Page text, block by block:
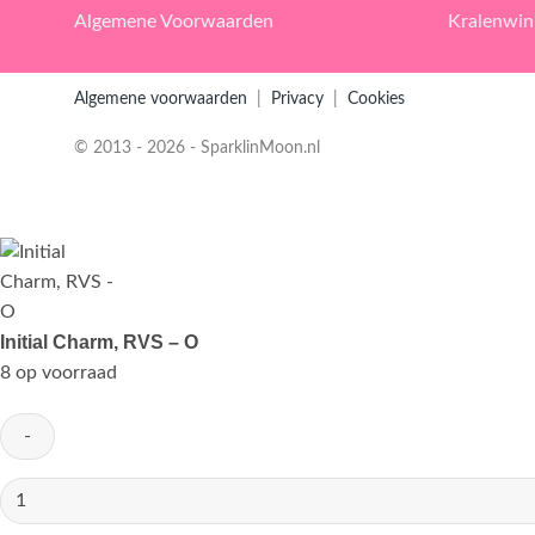
Algemene Voorwaarden
Algemene voorwaarden Privacy Cookies
© 2013 - 2026 - SparklinMoon.nl
Initial Charm, RVS – O
8 op voorraad
Initial
Charm,